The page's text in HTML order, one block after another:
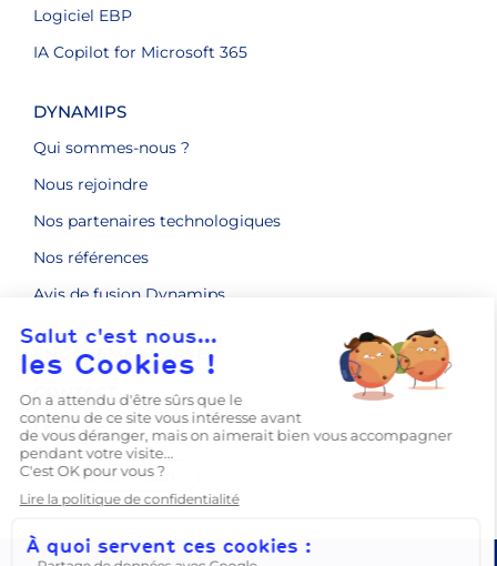
Logiciel EBP
IA Copilot for Microsoft 365
DYNAMIPS
Qui sommes-nous ?
Nous rejoindre
Nos partenaires technologiques
Nos références
Avis de fusion Dynamips
ENGAGEMENTS RSE
CONTACT
LE BLOG
Prise en main